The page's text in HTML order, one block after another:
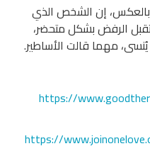
إن الشخص الذي
الرفض بشكل متحضر،
يُنسى، مهما قالت الأساطير.
https://
https://